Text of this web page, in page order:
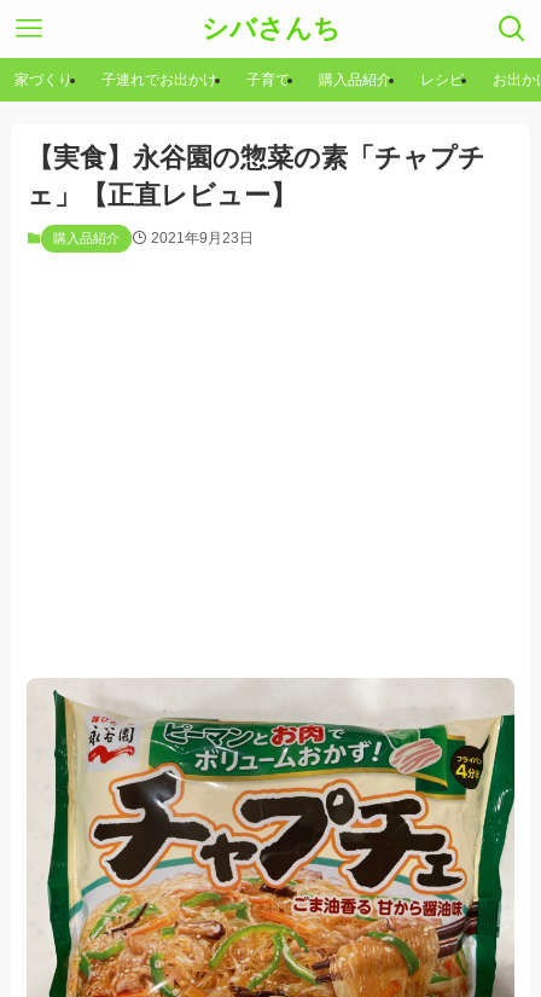
シバさんち
家づくり 子連れでお出かけ 子育て 購入品紹介 レシピ お出か
【実食】永谷園の惣菜の素「チャプチ
ェ」【正直レビュー】
購入品紹介 2021年9月23日